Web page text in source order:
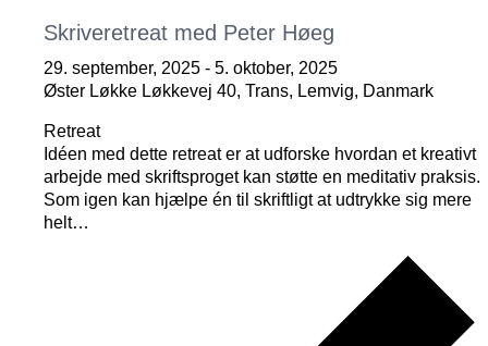
Skriveretreat med Peter Høeg
29. september, 2025 - 5. oktober, 2025
Øster Løkke Løkkevej 40, Trans, Lemvig, Danmark
Retreat
Idéen med dette retreat er at udforske hvordan et kreativt
arbejde med skriftsproget kan støtte en meditativ praksis.
Som igen kan hjælpe én til skriftligt at udtrykke sig mere
helt…